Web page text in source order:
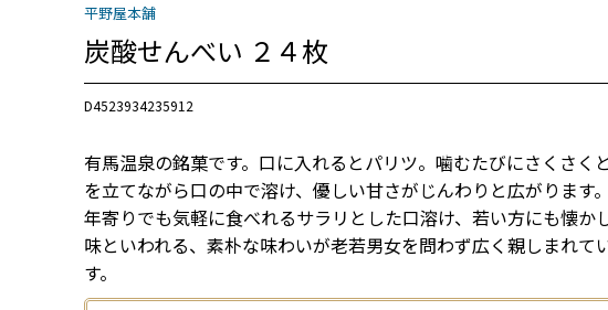
平野屋本舗
炭酸せんべい ２４枚
D4523934235912
有馬温泉の銘菓です。口に入れるとパリツ。噛むたびにさくさく
を立てながら口の中で溶け、優しい甘さがじんわりと広がります
年寄りでも気軽に食べれるサラリとした口溶け、若い方にも懐か
味といわれる、素朴な味わいが老若男女を問わず広く親しまれて
す。